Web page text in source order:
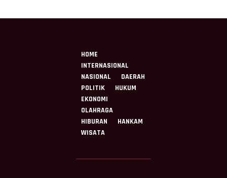
HOME
INTERNASIONAL
NASIONAL
DAERAH
POLITIK
HUKUM
EKONOMI
OLAHRAGA
HIBURAN
HANKAM
WISATA